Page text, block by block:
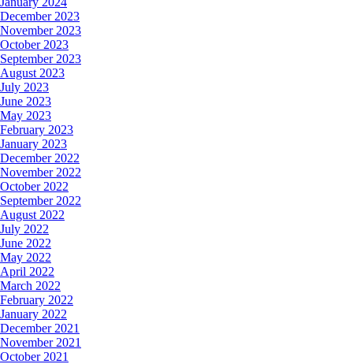
December 2023
November 2023
October 2023
September 2023
August 2023
July 2023
June 2023
May 2023
February 2023
January 2023
December 2022
November 2022
October 2022
September 2022
August 2022
July 2022
June 2022
May 2022
April 2022
March 2022
February 2022
January 2022
December 2021
November 2021
October 2021